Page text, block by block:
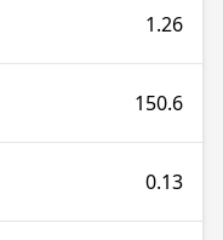
1.26
150.6
0.13